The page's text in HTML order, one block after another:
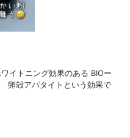
イトニング効果のある BIOー
卵殻アパタイトという効果で